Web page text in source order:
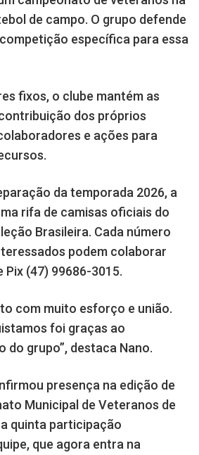
de campo. O grupo defende
específica para essa
fixos, o clube mantém as
dos próprios
e ações para
da temporada 2026, a
rifa de camisas oficiais do
Brasileira. Cada número
podem colaborar
Pix (47) 99686-3015.
com muito esforço e união.
foi graças ao
do grupo”, destaca Nano.
presença na edição de
Municipal de Veteranos de
quinta participação
que agora entra na